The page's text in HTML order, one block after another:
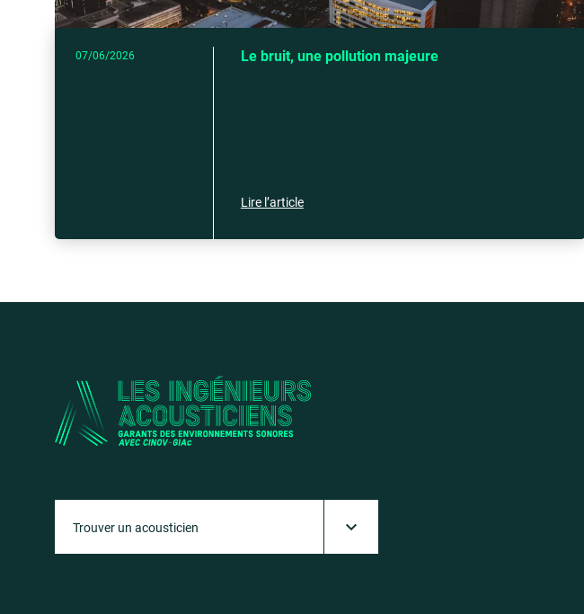
07/06/2026 Le bruit, une pollution majeure
Lire l’article